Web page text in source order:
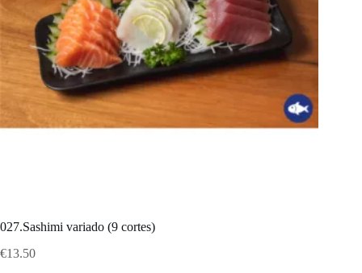
027.Sashimi variado (9 cortes)
€13.50